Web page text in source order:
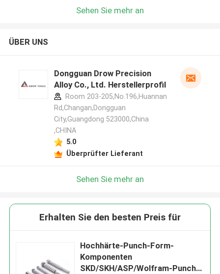
Sehen Sie mehr an
ÜBER UNS
Dongguan Drow Precision
Alloy Co., Ltd. Herstellerprofil
Room 203-205,No.196,Huannan
Rd,Changan,Dongguan
City,Guangdong 523000,China
,CHINA
5.0
Überprüfter Lieferant
Sehen Sie mehr an
Erhalten Sie den besten Preis für
Hochhärte-Punch-Form-
Komponenten
SKD/SKH/ASP/Wolfram-Punch-